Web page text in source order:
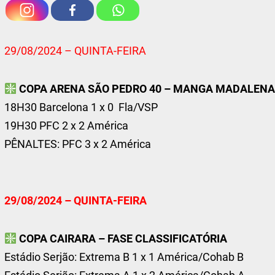
29/08/2024 – QUINTA-FEIRA
COPA ARENA SÃO PEDRO 40 – MANGA MADALENA
18H30 Barcelona 1 x 0 Fla/VSP
19H30 PFC 2 x 2 América
PÊNALTES: PFC 3 x 2 América
29/08/2024 – QUINTA-FEIRA
COPA CAIRARA – FASE CLASSIFICATÓRIA
Estádio Serjão: Extrema B 1 x 1 América/Cohab B